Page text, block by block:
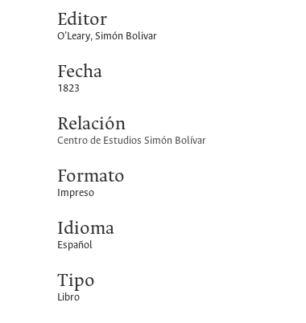
Editor
O’Leary, Simón Bolivar
Fecha
1823
Relación
Centro de Estudios Simón Bolívar
Formato
Impreso
Idioma
Español
Tipo
Libro